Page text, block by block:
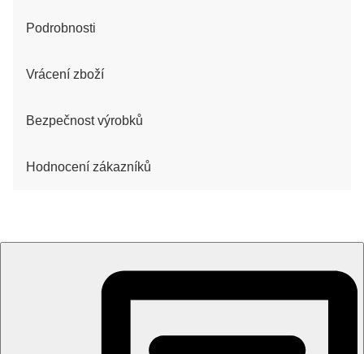
Podrobnosti
Vrácení zboží
Bezpečnost výrobků
Hodnocení zákazníků